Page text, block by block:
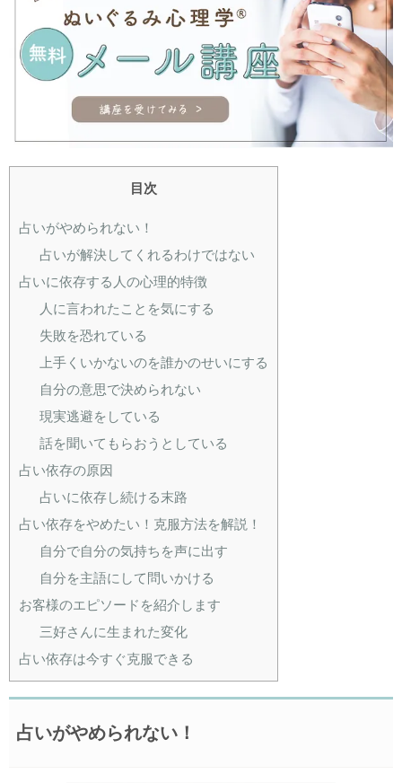
目次
占いがやめられない！
占いが解決してくれるわけではない
占いに依存する人の心理的特徴
人に言われたことを気にする
失敗を恐れている
上手くいかないのを誰かのせいにする
自分の意思で決められない
現実逃避をしている
話を聞いてもらおうとしている
占い依存の原因
占いに依存し続ける末路
占い依存をやめたい！克服方法を解説！
自分で自分の気持ちを声に出す
自分を主語にして問いかける
お客様のエピソードを紹介します
三好さんに生まれた変化
占い依存は今すぐ克服できる
占いがやめられない！